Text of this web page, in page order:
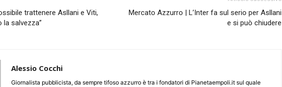
trattenere Asllani e Viti,
la salvezza”
Mercato Azzurro | L’Inter fa sul serio per Asllani
e si può chiudere
Alessio Cocchi
Giornalista pubblicista, da sempre tifoso azzurro è tra i fondatori di Pianetaempoli.it sul quale